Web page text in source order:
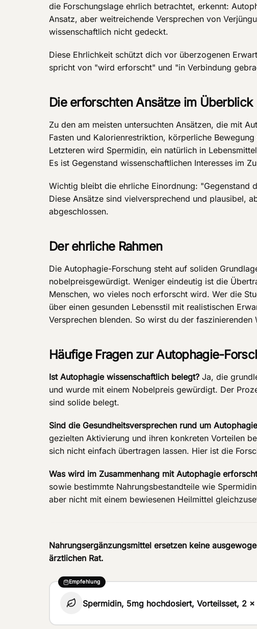
die Forschungslage ehrlich betrachtet, erkennt:
Ansatz, aber weitreichende Versprechen von
wissenschaftlich nicht gedeckt.
Diese Ehrlichkeit schützt dich vor überzogenen
spricht von "wird erforscht" und "in Verbindung
Die erforschten Ansätze im Überblick
Zu den am meisten untersuchten Ansätzen, die mit
Fasten und Kalorienrestriktion, körperliche
Letzteren wird Spermidin, ein natürlich in
Es ist Gegenstand wissenschaftlichen Interesses im
Wichtig bleibt die ehrliche Einordnung: "Gegenstand
Diese Ansätze sind vielversprechend und plausibel,
abgeschlossen.
Der ehrliche Rahmen
Die Autophagie-Forschung steht auf soliden
nobelpreisgewürdigt. Weniger eindeutig ist die
Menschen, wo vieles noch erforscht wird. Wer die
über einen gesunden Lebensstil mit realistischen
Versprechen blenden. So wirst du der faszinierenden
Häufige Fragen zur Autophagie-
Ist Autophagie wissenschaftlich belegt? Ja, die
und wurde mit einem Nobelpreis gewürdigt. Der
sind solide belegt.
Sind die Gesundheitsversprechen rund um
gezielten Aktivierung und ihren konkreten Vorteilen
sich nicht einfach übertragen lassen. Hier ist die
Was wird im Zusammenhang mit Autophagie
sowie bestimmte Nahrungsbestandteile wie
aber nicht mit einem bewiesenen Heilmittel
Nahrungsergänzungsmittel ersetzen keine
ärztlichen Rat.
Empfehlung
Spermidin, 5mg hochdosiert, Vorteilsset, 2